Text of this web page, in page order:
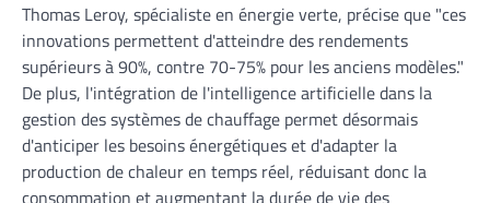
Thomas Leroy, spécialiste en énergie verte, précise que "ces
innovations permettent d'atteindre des rendements
supérieurs à 90%, contre 70-75% pour les anciens modèles."
De plus, l'intégration de l'intelligence artificielle dans la
gestion des systèmes de chauffage permet désormais
d'anticiper les besoins énergétiques et d'adapter la
production de chaleur en temps réel, réduisant donc la